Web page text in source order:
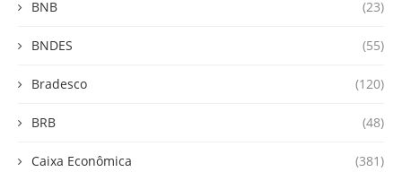
BNB (23)
BNDES (55)
Bradesco (120)
BRB (48)
Caixa Econômica (381)